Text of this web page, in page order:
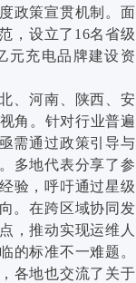
政策宣贯机制。面
，设立了16名省级
元充电品牌建设资
、河南、陕西、安
角。针对行业普遍
需通过政策引导与
多地代表分享了参
验，呼吁通过星级
。在跨区域协同发
，推动实现运维人
的标准不一难题。
各地也交流了关于